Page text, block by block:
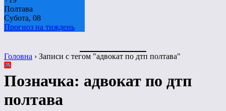
Полтава
Субота, 08
Прогноз на тиждень
Головна › Записи с тегом "адвокат по дтп полтава"
Позначка: адвокат по дтп
полтава